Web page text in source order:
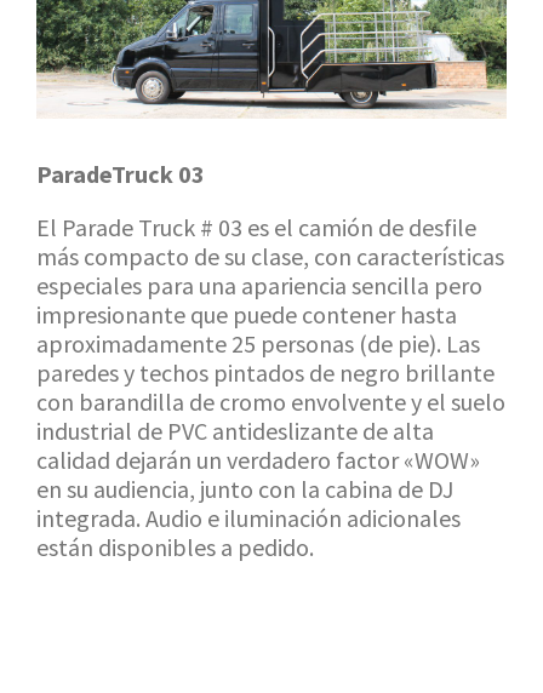
ParadeTruck 03
El Parade Truck # 03 es el camión de desfile
más compacto de su clase, con características
especiales para una apariencia sencilla pero
impresionante que puede contener hasta
aproximadamente 25 personas (de pie). Las
paredes y techos pintados de negro brillante
con barandilla de cromo envolvente y el suelo
industrial de PVC antideslizante de alta
calidad dejarán un verdadero factor «WOW»
en su audiencia, junto con la cabina de DJ
integrada. Audio e iluminación adicionales
están disponibles a pedido.